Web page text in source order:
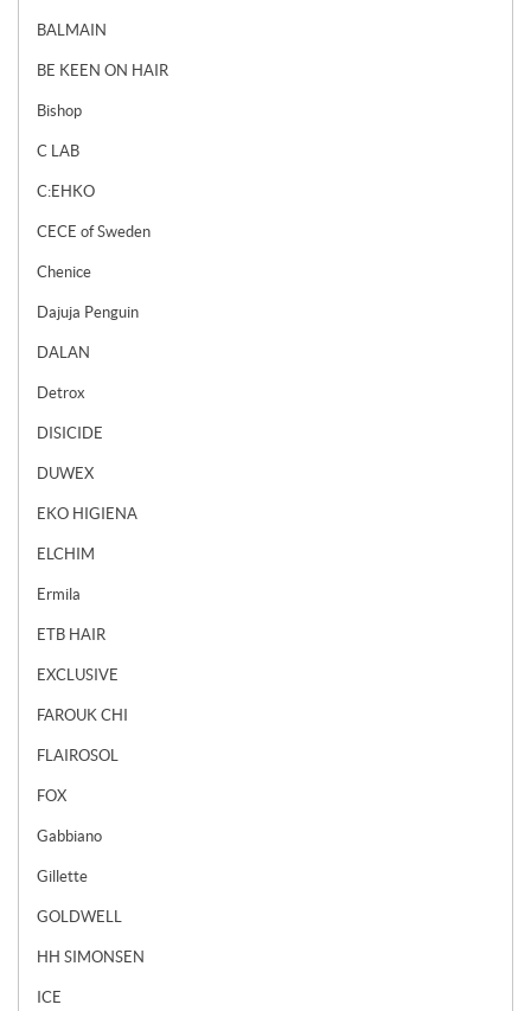
BALMAIN
BE KEEN ON HAIR
Bishop
C LAB
C:EHKO
CECE of Sweden
Chenice
Dajuja Penguin
DALAN
Detrox
DISICIDE
DUWEX
EKO HIGIENA
ELCHIM
Ermila
ETB HAIR
EXCLUSIVE
FAROUK CHI
FLAIROSOL
FOX
Gabbiano
Gillette
GOLDWELL
HH SIMONSEN
ICE